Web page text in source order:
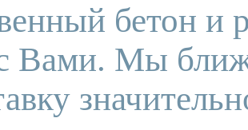
бетон и
Вами. Мы